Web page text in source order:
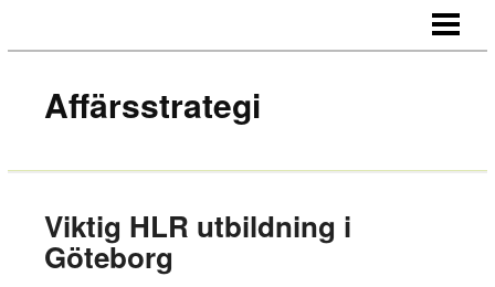
KONTAKT
Affärsstrategi
Viktig HLR utbildning i
Göteborg